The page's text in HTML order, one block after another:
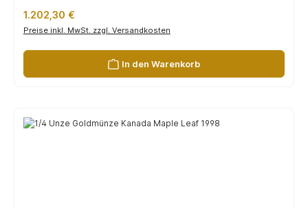
Regulärer Preis:
1.202,30 €
Preise inkl. MwSt. zzgl. Versandkosten
In den Warenkorb